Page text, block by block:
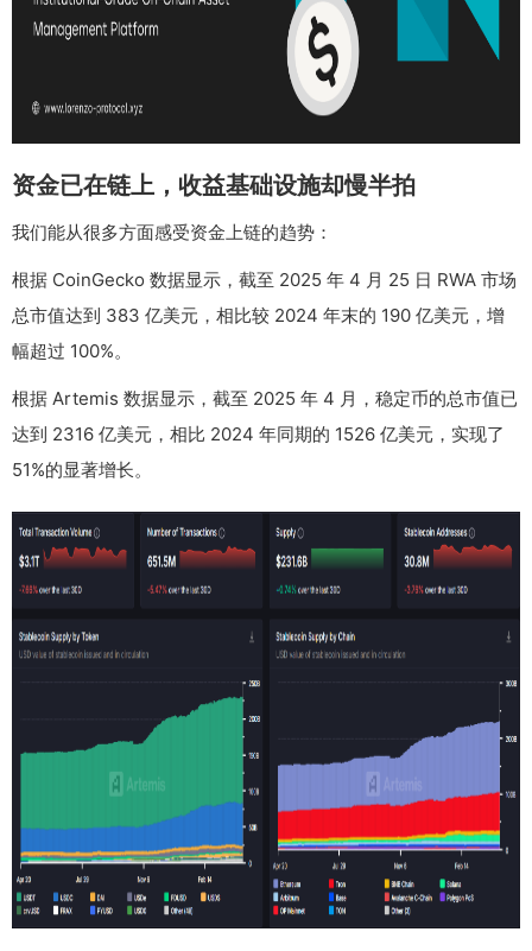
资金已在链上，收益基础设施却慢半拍
我们能从很多方面感受资金上链的趋势：
根据 CoinGecko 数据显示，截至 2025 年 4 月 25 日 RWA 市场
总市值达到 383 亿美元，相比较 2024 年末的 190 亿美元，增
幅超过 100%。
根据 Artemis 数据显示，截至 2025 年 4 月，稳定币的总市值已
达到 2316 亿美元，相比 2024 年同期的 1526 亿美元，实现了
51%的显著增长。